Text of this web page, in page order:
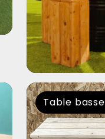
Table